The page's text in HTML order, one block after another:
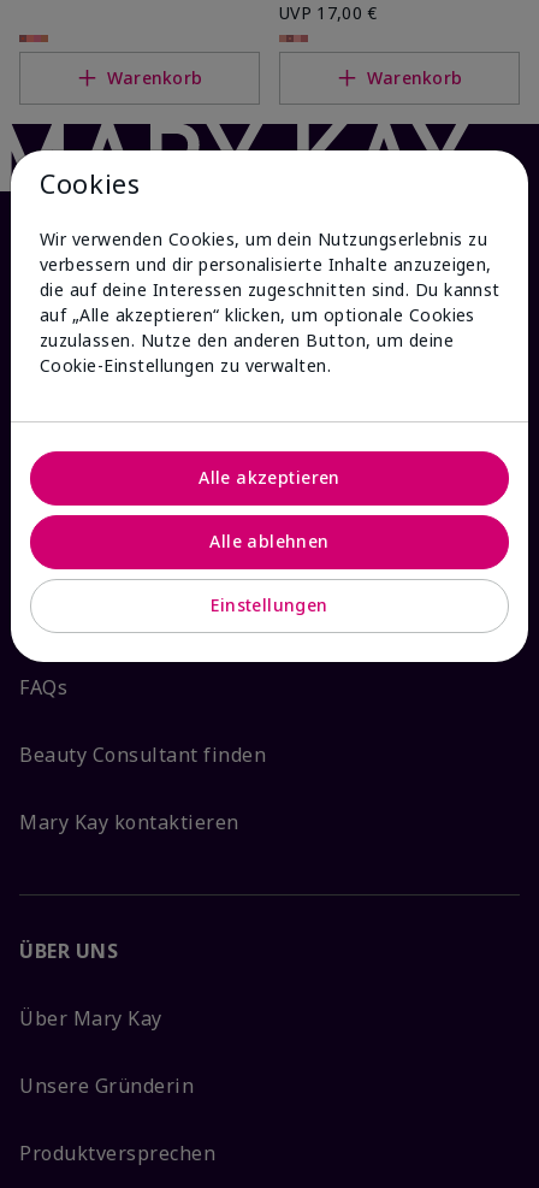
Warenkorb
UVP 17,00 €
Warenkorb
HILFE & KONTAKT
Bestellstatus prüfen
Versand & Retoure
Widerruf
FAQs
Beauty Consultant finden
Mary Kay kontaktieren
ÜBER UNS
Über Mary Kay
Unsere Gründerin
Produktversprechen
Cookies
Wir verwenden Cookies, um dein Nutzungserlebnis zu
verbessern und dir personalisierte Inhalte anzuzeigen,
die auf deine Interessen zugeschnitten sind. Du kannst
auf „Alle akzeptieren“ klicken, um optionale Cookies
zuzulassen. Nutze den anderen Button, um deine
Cookie-Einstellungen zu verwalten.
Einstellungen
Alle ablehnen
Alle akzeptieren